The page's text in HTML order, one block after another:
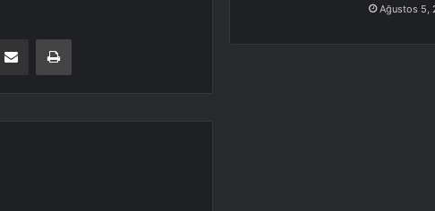
E-Posta ile paylaş Yazdır
Ağustos 5,